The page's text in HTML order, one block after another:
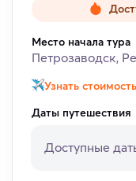
Место начала тура
Петрозаводск,
Узнать
Даты путешествия
Доступные